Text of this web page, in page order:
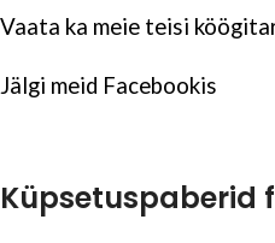
Vaata ka meie teisi
Jälgi meid Facebookis
Küpsetuspaberid